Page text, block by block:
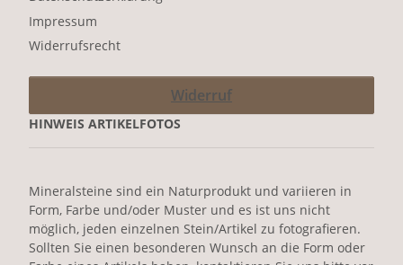
Impressum
Widerrufsrecht
Widerruf
HINWEIS ARTIKELFOTOS
Mineralsteine sind ein Naturprodukt und variieren in
Form, Farbe und/oder Muster und es ist uns nicht
möglich, jeden einzelnen Stein/Artikel zu fotografieren.
Sollten Sie einen besonderen Wunsch an die Form oder